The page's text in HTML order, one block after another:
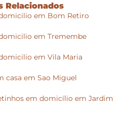
Relacionados
em Bom Retiro
em Tremembe
em Vila Maria
casa em Sao Miguel
em domicílio em Jardim